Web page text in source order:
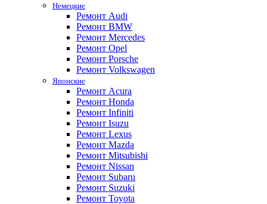
Немецкие
Ремонт Audi
Ремонт BMW
Ремонт Mercedes
Ремонт Opel
Ремонт Porsche
Ремонт Volkswagen
Японские
Ремонт Acura
Ремонт Honda
Ремонт Infiniti
Ремонт Isuzu
Ремонт Lexus
Ремонт Mazda
Ремонт Mitsubishi
Ремонт Nissan
Ремонт Subaru
Ремонт Suzuki
Ремонт Toyota